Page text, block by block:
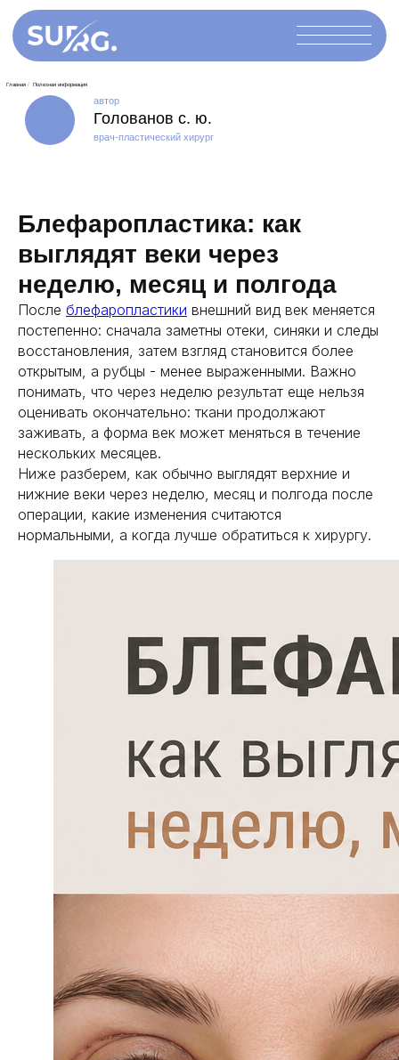
получить консультацию
Главная / Полезная информация
врач-пластический хирург
Голованов с. ю.
Блефаропластика: как
выглядят веки через
неделю, месяц и полгода
После блефаропластики внешний вид век меняется
постепенно: сначала заметны отеки, синяки и следы
восстановления, затем взгляд становится более
открытым, а рубцы - менее выраженными. Важно
понимать, что через неделю результат еще нельзя
оценивать окончательно: ткани продолжают
заживать, а форма век может меняться в течение
нескольких месяцев.
Ниже разберем, как обычно выглядят верхние и
нижние веки через неделю, месяц и полгода после
операции, какие изменения считаются
нормальными, а когда лучше обратиться к хирургу.